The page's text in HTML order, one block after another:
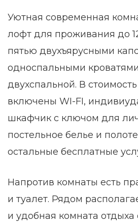
Уютная современная
лофт для проживания до
пятью двухъярусными
односпальными
двухспальной. В
включены WI-FI,
шкафчик с ключом для
постельное белье и
остальные бесплатные
Напротив комнаты есть
и туалет. Рядом
и удобная комната